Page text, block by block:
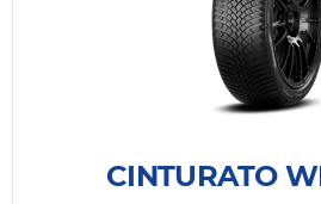
CINTURATO